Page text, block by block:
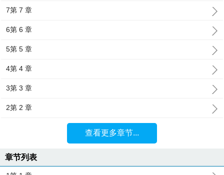
7第 7 章
6第 6 章
5第 5 章
4第 4 章
3第 3 章
2第 2 章
查看更多章节...
章节列表